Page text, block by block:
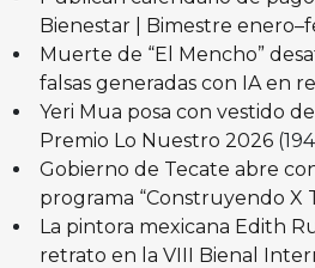
Bienestar | Bimestre
Muerte de “El Mencho”
falsas generadas con IA en
Yeri Mua posa con vestido
Premio Lo Nuestro 2026
Gobierno de Tecate abre
programa “Construyendo X
La pintora mexicana Edith
retrato en la VIII Bienal